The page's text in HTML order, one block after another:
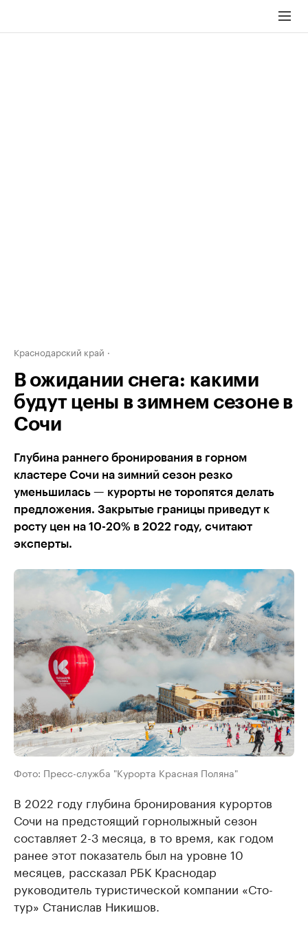
Краснодарский край
В ожидании снега: какими
будут цены в зимнем сезоне в
Сочи
Глубина раннего бронирования в горном
кластере Сочи на зимний сезон резко
уменьшилась — курорты не торопятся делать
предложения. Закрытые границы приведут к
росту цен на 10-20% в 2022 году, считают
эксперты.
Фото: Пресс-служба "Курорта Красная Поляна"
В 2022 году глубина бронирования курортов
Сочи на предстоящий горнолыжный сезон
составляет 2-3 месяца, в то время, как годом
ранее этот показатель был на уровне 10
месяцев, рассказал РБК Краснодар
руководитель туристической компании «Сто-
тур» Станислав Никишов.